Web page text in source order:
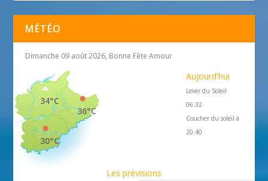
MÉTÉO
Dimanche 09 août 2026, Bonne Fête Amour
36°C
34°C
30°C
Aujourd'hui
Lever du Soleil
06:32
Coucher du soleil à
20:40
Les prévisions